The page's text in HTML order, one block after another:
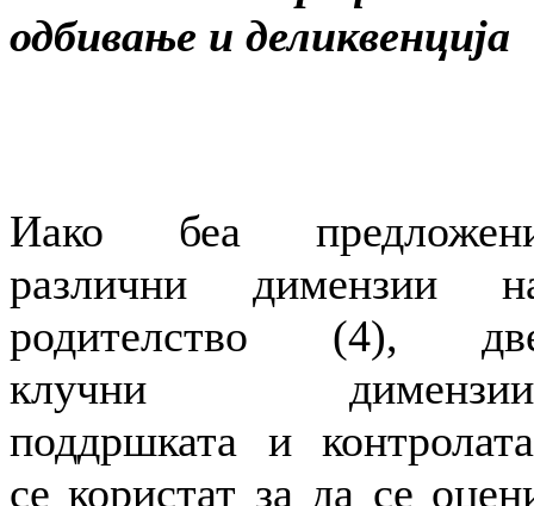
одбивање и деликвенција
Иако беа
различни димензии
родителство (4),
клучни
поддршката и
се користат за да се